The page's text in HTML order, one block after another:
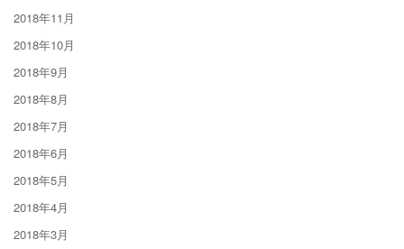
2018年11月
2018年10月
2018年9月
2018年8月
2018年7月
2018年6月
2018年5月
2018年4月
2018年3月